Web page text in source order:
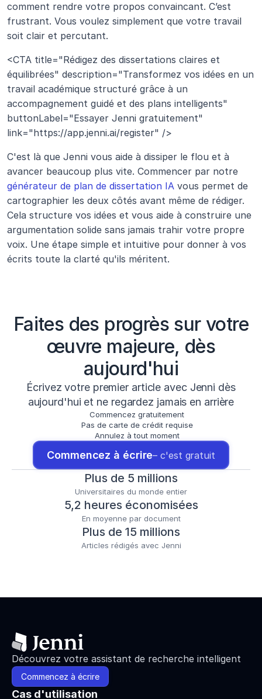
comment rendre votre propos convaincant. C’est
frustrant. Vous voulez simplement que votre travail
soit clair et percutant.
<CTA title="Rédigez des dissertations claires et
équilibrées" description="Transformez vos idées en un
travail académique structuré grâce à un
accompagnement guidé et des plans intelligents"
buttonLabel="Essayer Jenni gratuitement"
link="https://app.jenni.ai/register" />
C'est là que Jenni vous aide à dissiper le flou et à
générateur de plan de dissertation IA vous permet de
cartographier les deux côtés avant même de rédiger.
Cela structure vos idées et vous aide à construire une
argumentation solide sans jamais trahir votre propre
voix. Une étape simple et intuitive pour donner à vos
écrits toute la clarté qu'ils méritent.
Faites des progrès sur votre
œuvre majeure, dès
aujourd'hui
Écrivez votre premier article avec Jenni dès
aujourd'hui et ne regardez jamais en arrière
Commencez gratuitement
Pas de carte de crédit requise
Annulez à tout moment
Commencez à écrire– c'est gratuit
Plus de 5 millions
Universitaires du monde entier
5,2 heures économisées
En moyenne par document
Plus de 15 millions
Articles rédigés avec Jenni
Découvrez votre assistant de recherche intelligent
Commencez à écrire
Cas d'utilisation